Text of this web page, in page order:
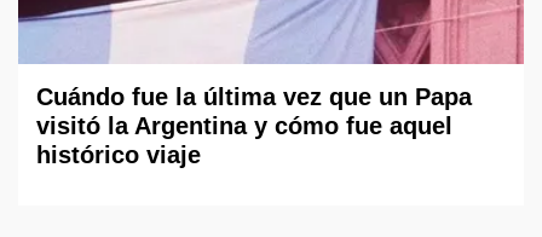
Cuándo fue la última vez que un Papa
visitó la Argentina y cómo fue aquel
histórico viaje